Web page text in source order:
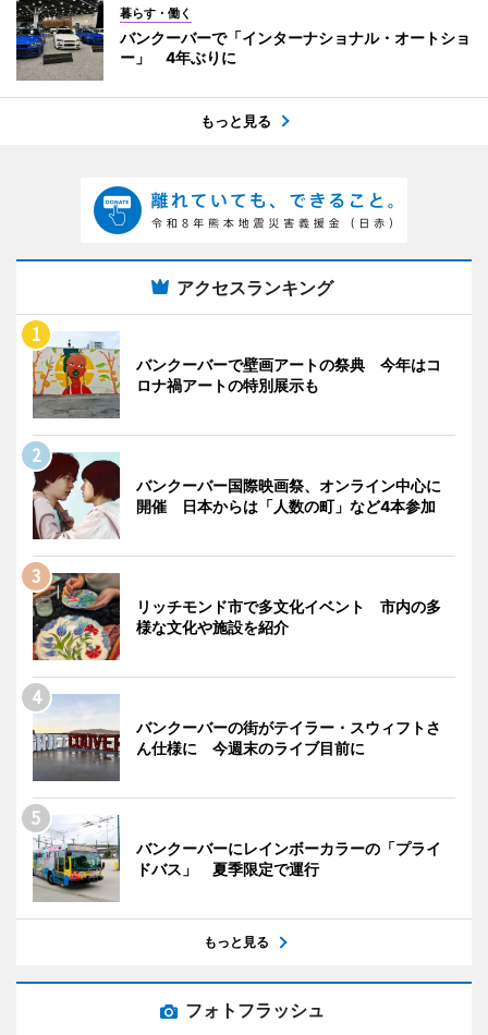
暮らす・働く
バンクーバーで「インターナショナル・オートショ
ー」 4年ぶりに
もっと見る
アクセスランキング
バンクーバーで壁画アートの祭典 今年はコ
ロナ禍アートの特別展示も
バンクーバー国際映画祭、オンライン中心に
開催 日本からは「人数の町」など4本参加
リッチモンド市で多文化イベント 市内の多
様な文化や施設を紹介
バンクーバーの街がテイラー・スウィフトさ
ん仕様に 今週末のライブ目前に
バンクーバーにレインボーカラーの「プライ
ドバス」 夏季限定で運行
もっと見る
フォトフラッシュ